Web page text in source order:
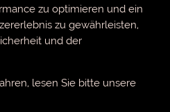
zu optimieren und ein
zu gewährleisten,
und der
lesen Sie bitte unsere